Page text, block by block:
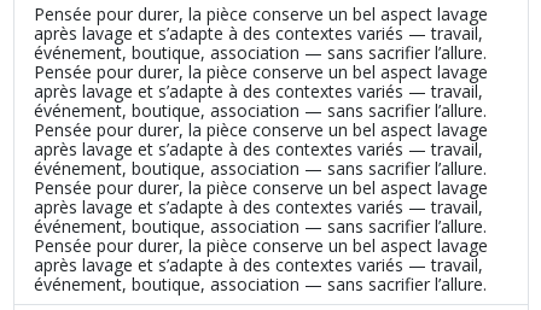
Pensée pour durer, la pièce conserve un bel aspect lavage
après lavage et s’adapte à des contextes variés — travail,
événement, boutique, association — sans sacrifier l’allure.
Pensée pour durer, la pièce conserve un bel aspect lavage
après lavage et s’adapte à des contextes variés — travail,
événement, boutique, association — sans sacrifier l’allure.
Pensée pour durer, la pièce conserve un bel aspect lavage
après lavage et s’adapte à des contextes variés — travail,
événement, boutique, association — sans sacrifier l’allure.
Pensée pour durer, la pièce conserve un bel aspect lavage
après lavage et s’adapte à des contextes variés — travail,
événement, boutique, association — sans sacrifier l’allure.
Pensée pour durer, la pièce conserve un bel aspect lavage
après lavage et s’adapte à des contextes variés — travail,
événement, boutique, association — sans sacrifier l’allure.